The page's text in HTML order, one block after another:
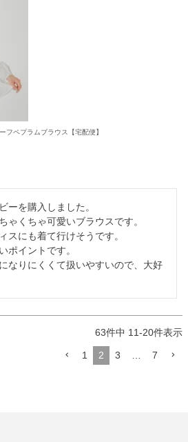
フペプラムブラウス【宅配便】
ーを購入しました。
ゃくちゃ可愛いブラウスです。
スにも着て行けそうです。
ポイントです。
なりにくくて扱いやすいので、大好
63件中 11-20件表示
1 2 3 7